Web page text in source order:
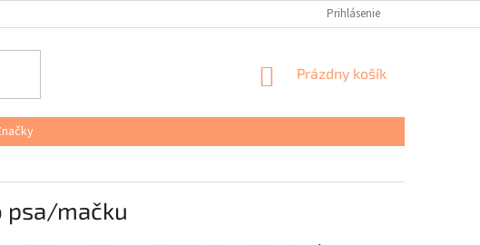
Prihlásenie
NÁKUPNÝ
Prázdny košík
psa/mačku